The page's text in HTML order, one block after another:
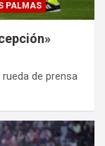
PALMAS
de prensa